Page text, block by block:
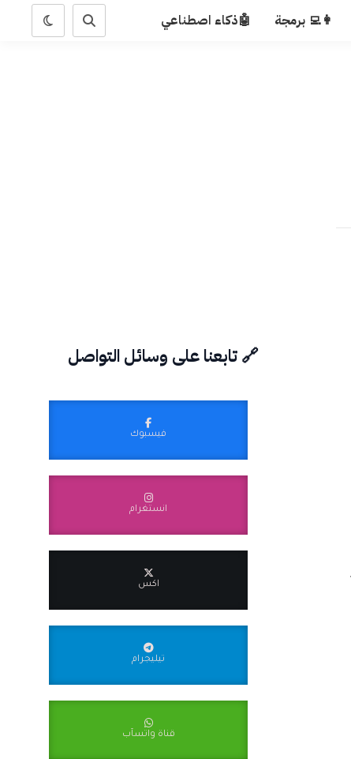
👩‍💻 برمجة 🤖ذكاء اصطناعي
🔗 تابعنا على وسائل التواصل
فيسبوك
انستغرام
اكس
تيليجرام
قناة واتسآب